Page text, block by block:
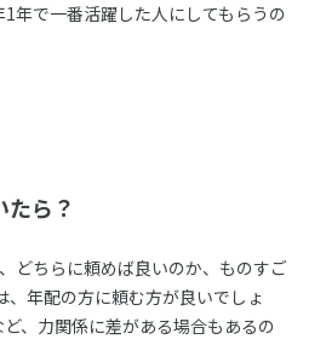
年で一番活躍した人にしてもらうの
ら？
どちらに頼めば良いのか、ものすご
、年配の方に頼む方が良いでしょ
、力関係に差がある場合もあるの